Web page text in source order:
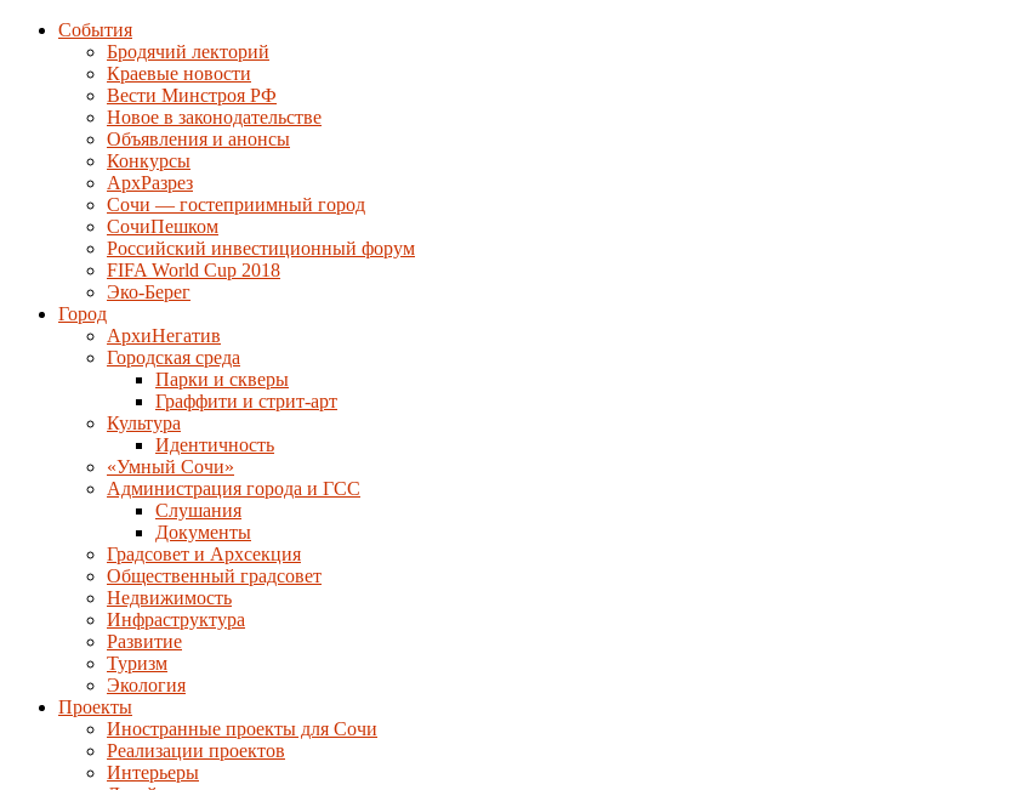
События
Бродячий лекторий
Краевые новости
Вести Минстроя РФ
Новое в законодательстве
Объявления и анонсы
Конкурсы
АрхРазрез
Сочи — гостеприимный город
СочиПешком
Российский инвестиционный форум
FIFA World Cup 2018
Эко-Берег
Город
АрхиНегатив
Городская среда
Парки и скверы
Граффити и стрит-арт
Культура
Идентичность
«Умный Сочи»
Администрация города и ГСС
Слушания
Документы
Градсовет и Архсекция
Общественный градсовет
Недвижимость
Инфраструктура
Развитие
Туризм
Экология
Проекты
Иностранные проекты для Сочи
Реализации проектов
Интерьеры